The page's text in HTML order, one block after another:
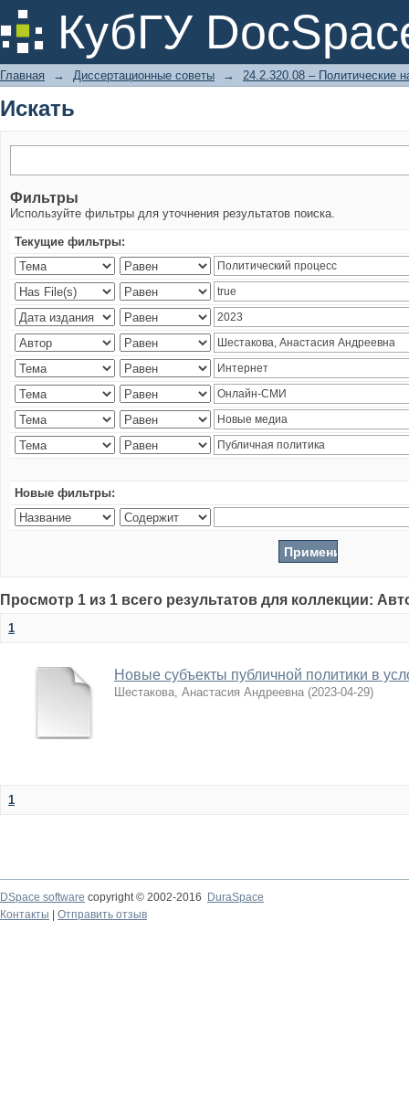
КубГУ
Искать
Главная → Диссертационные советы → 24.2.320.08 – Политические
Искать
Фильтры
Используйте фильтры для уточнения результатов поиска.
Текущие фильтры:
Новые фильтры:
Просмотр 1 из 1 всего результатов для коллекции:
1
Новые субъекты публичной политики в
Шестакова, Анастасия Андреевна (2023-04-29)
1
DSpace software copyright © 2002-2016
DuraSpace
Контакты
Отправить отзыв